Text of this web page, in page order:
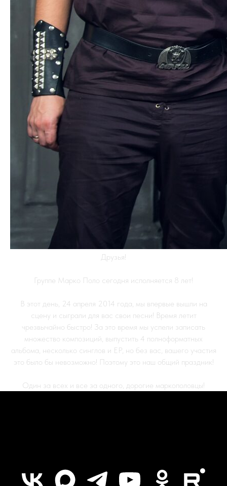
Друзья!
Группе Марко Поло сегодня исполняется 8 лет!
В этот день, 24 апреля 2014 года, мы впервые вышли на
сцену и сыграли для вас свои песни! Время летит
чрезвычайно быстро! За это время мы успели записать
множество композиций, выпустить 4 полноформатных
альбома, несколько синглов и ЕР, но без вас, вашего участия
это было бы невозможно! Поэтому это наш общий праздник!
Один за всех и все за одного, дорогие маркополовцы!